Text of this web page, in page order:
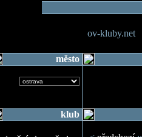
ov-kluby.net
město
klub